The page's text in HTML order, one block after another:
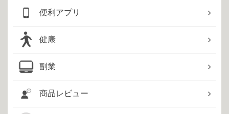
便利アプリ
健康
副業
商品レビュー